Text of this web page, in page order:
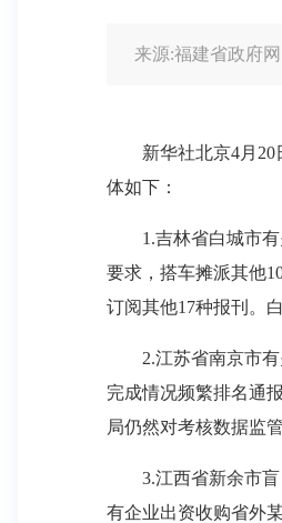
来源:福建省政府网
新华社北京4月20日
体如下：
1.吉林省白城市有
要求，搭车摊派其他
订阅其他17种报刊。
2.江苏省南京市有关
完成情况频繁排名通
局仍然对考核数据监
3.江西省新余市盲目
有企业出资收购省外